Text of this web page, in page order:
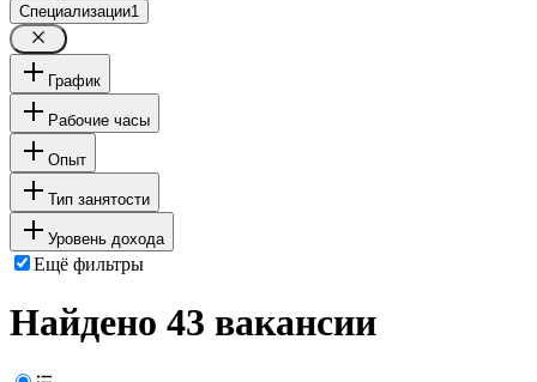
Специализации1
График
Рабочие часы
Опыт
Тип занятости
Уровень дохода
Ещё фильтры
Найдено 43 вакансии